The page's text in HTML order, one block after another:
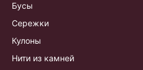
Бусы
Сережки
Кулоны
Нити из камней